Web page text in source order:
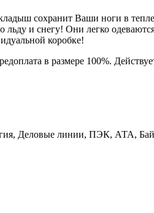
сохранит Ваши ноги в
льду и снегу! Они легко
коробке!
в размере 100%.
Деловые линии, ПЭК, АТА,